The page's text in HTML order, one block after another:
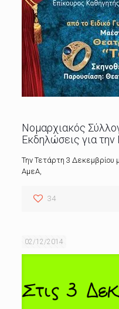
Νομαρχιακός
Εκδηλώσεις για
Την Τετάρτη 3 Δεκεμβρίου
ΑμεΑ,
34
02/12/2014